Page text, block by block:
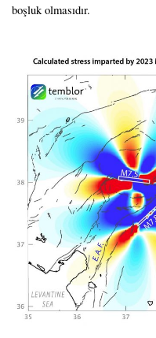
boşluk olmasıdır.